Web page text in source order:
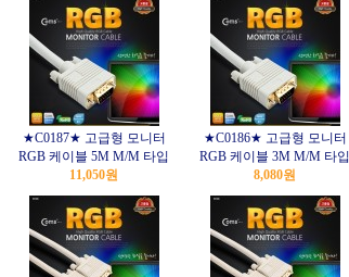
★C0187★ 고급형 모니터
RGB 케이블 5M M/M 타입
11,050원
★C0186★ 고급형 모니터
RGB 케이블 3M M/M 타입
8,080원